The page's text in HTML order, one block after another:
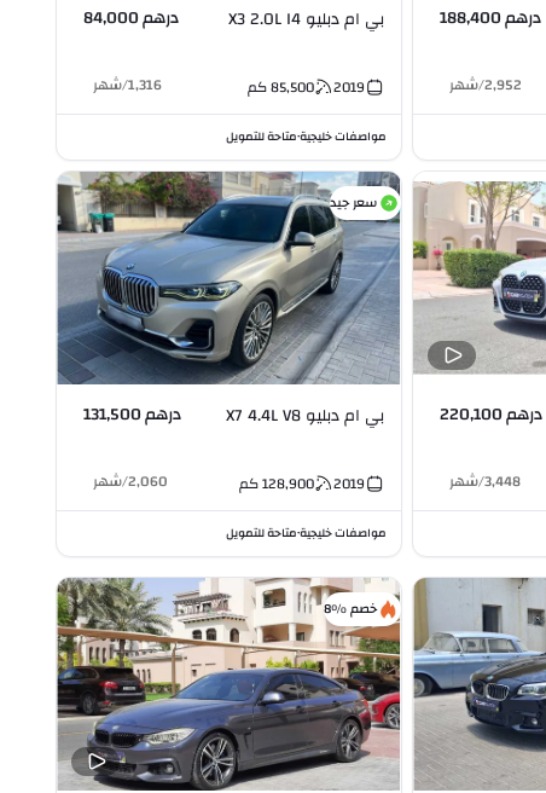
درهم 188,400
2,952
/شهر
بي ام دبليو X3 2.0L I4 درهم 84,000
2019
85,500كم 1,316
/شهر
مواصفات خليجية•متاحة للتمويل
درهم 220,100
3,448
/شهر
سعر جيد
بي ام دبليو X7 4.4L V8 درهم 131,500
2019
128,900كم 2,060
/شهر
مواصفات خليجية•متاحة للتمويل
خصم %8